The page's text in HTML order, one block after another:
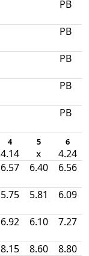
PB
PB
PB
PB
PB
4 5 6
4.14 x
4.24
6.57 6.40 6.56
5.75 5.81 6.09
6.92 6.10 7.27
8.15 8.60 8.80